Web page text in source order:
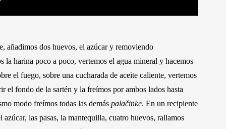
añadimos dos huevos, el azúcar y removiendo
la harina poco a poco, vertemos el agua mineral y hacemos
el fuego, sobre una cucharada de aceite caliente, vertemos
el fondo de la sartén y la freímos por ambos lados hasta
modo freímos todas las demás palačinke. En un recipiente
las pasas, la mantequilla, cuatro huevos, rallamos